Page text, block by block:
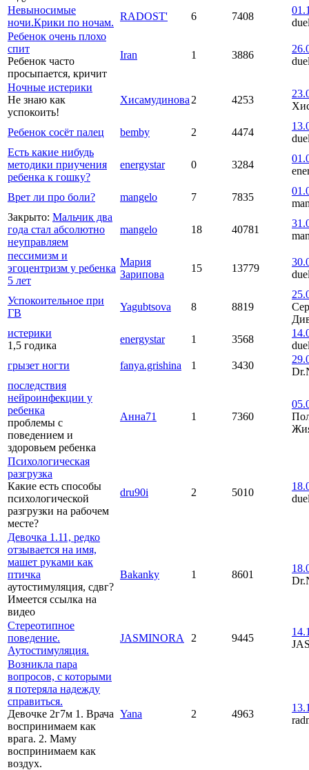
Невыносимые
ночи.Крики по ночам.
RADOST' 6 7408
Ребенок очень плохо
спит
Ребенок часто
просыпается, кричит
Iran 1 3886
Ночные истерики
Не знаю как
успокоить!
Хисамудинова 2 4253
Ребенок сосёт палец bemby 2 4474
Есть какие нибудь
методики приучения
ребенка к гошку?
energystar 0 3284
Врет ли про боли? mangelo 7 7835
Закрыто: Мальчик два
года стал абсолютно
неуправляем
mangelo 18 40781
пессимизм и
эгоцентризм у ребенка
5 лет
Мария
Зарипова
15 13779
Успокоительное при
ГВ
Yagubtsova 8 8819
истерики
1,5 годика
energystar 1 3568
грызет ногти
fanya.grishina 1 3430
последствия
нейроинфекции у
ребенка
проблемы с
поведением и
здоровьем ребенка
Анна71 1 7360
Психологическая
разгрузка
Какие есть способы
психологической
разгрузки на рабочем
месте?
dru90i 2 5010
Девочка 1.11, редко
отзывается на имя,
машет руками как
птичка
аутостимуляция, сдвг?
Имеется ссылка на
видео
Bakanky 1 8601
Стереотипное
поведение.
Аутостимуляция.
JASMINORA 2 9445
Возникла пара
вопросов, с которыми
я потеряла надежду
справиться.
Девочке 2г7м 1. Врача
воспринимаем как
врага. 2. Маму
воспринимаем как
воздух.
Yana 2 4963